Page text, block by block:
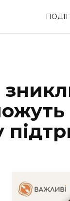
ПОДІЇ